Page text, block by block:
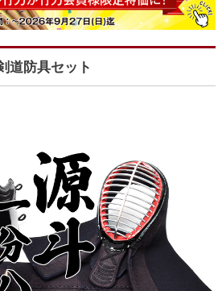
道防具セット